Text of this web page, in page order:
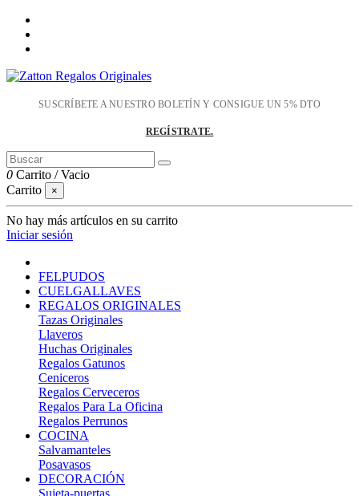
SUSCRÍBETE A NUESTRO BOLETÍN Y CONSIGUE UN 5% DTO
REGÍSTRATE.
0 Carrito /Vacio
Carrito
×
No hay más artículos en su carrito
Iniciar sesión
FELPUDOS
CUELGALLAVES
REGALOS ORIGINALES
Tazas Originales
Llaveros
Huchas Originales
Regalos Gatunos
Ceniceros
Regalos Cerveceros
Regalos Para La Oficina
Regalos Perrunos
COCINA
Salvamanteles
Posavasos
DECORACIÓN
Sujeta-puertas